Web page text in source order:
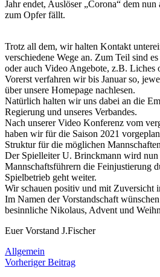
Jahr endet, Auslöser „Corona“ dem
zum Opfer fällt.
Trotz all dem, wir halten Kontakt
verschiedene Wege an. Zum Teil sind
oder auch Video Angebote, z.B. Liches
Vorerst verfahren wir bis Januar so,
über unsere Homepage nachlesen.
Natürlich halten wir uns dabei an die
Regierung und unseres Verbandes.
Nach unserer Video Konferenz vom
haben wir für die Saison 2021
Struktur für die möglichen
Der Spielleiter U. Brinckmann wird
Mannschaftsführern die Feinjustierung
Spielbetrieb geht weiter.
Wir schauen positiv und mit Zuversicht
Im Namen der Vorstandschaft
besinnliche Nikolaus, Advent und
Euer Vorstand J.Fischer
Allgemein
Beitragsnavigation
Vorheriger Beitrag